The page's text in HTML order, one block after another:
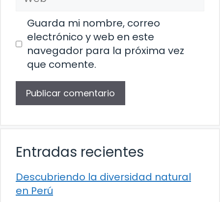
Guarda mi nombre, correo
electrónico y web en este
navegador para la próxima vez
que comente.
Entradas recientes
Descubriendo la diversidad natural
en Perú